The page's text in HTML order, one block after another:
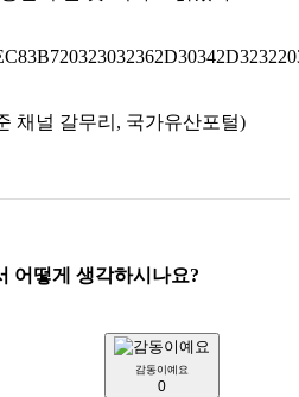
채널 갈무리, 국가유산포털)
어떻게 생각하시나요?
감동이예요
0